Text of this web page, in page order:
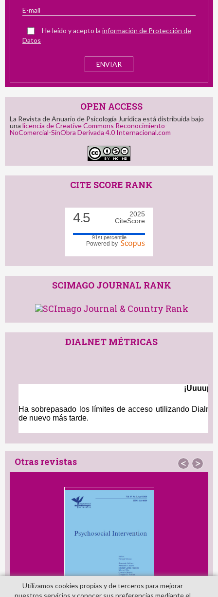
He leído y acepto la información de Protección de
Datos
OPEN ACCESS
La Revista de Anuario de Psicología Jurídica está distribuida bajo
una licencia de Creative Commons Reconocimiento-
NoComercial-SinObra Derivada 4.0 Internacional.com
CITE SCORE RANK
4.5
2025
CiteScore
91st percentile
Powered by
SCIMAGO JOURNAL RANK
DIALNET MÉTRICAS
Otras revistas < >
Utilizamos cookies propias y de terceros para mejorar